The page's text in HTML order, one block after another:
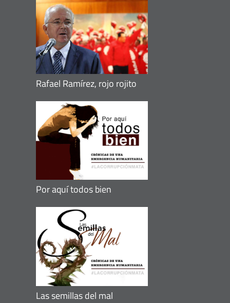
Rafael Ramírez, rojo rojito
Por aquí todos bien
Las semillas del mal